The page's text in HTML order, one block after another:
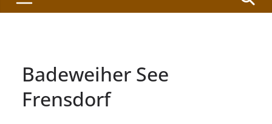
Badeweiher See
Frensdorf